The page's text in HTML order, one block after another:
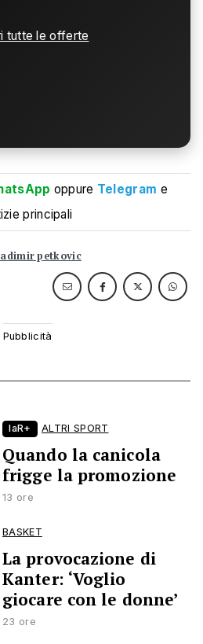
tutte le offerte
oppure Telegram e
principali
petkovic
laR+ ALTRI SPORT
Quando la canicola
frigge la promozione
13 ore
BASKET
La provocazione di
Kanter: ‘Voglio
giocare con le donne’
23 ore